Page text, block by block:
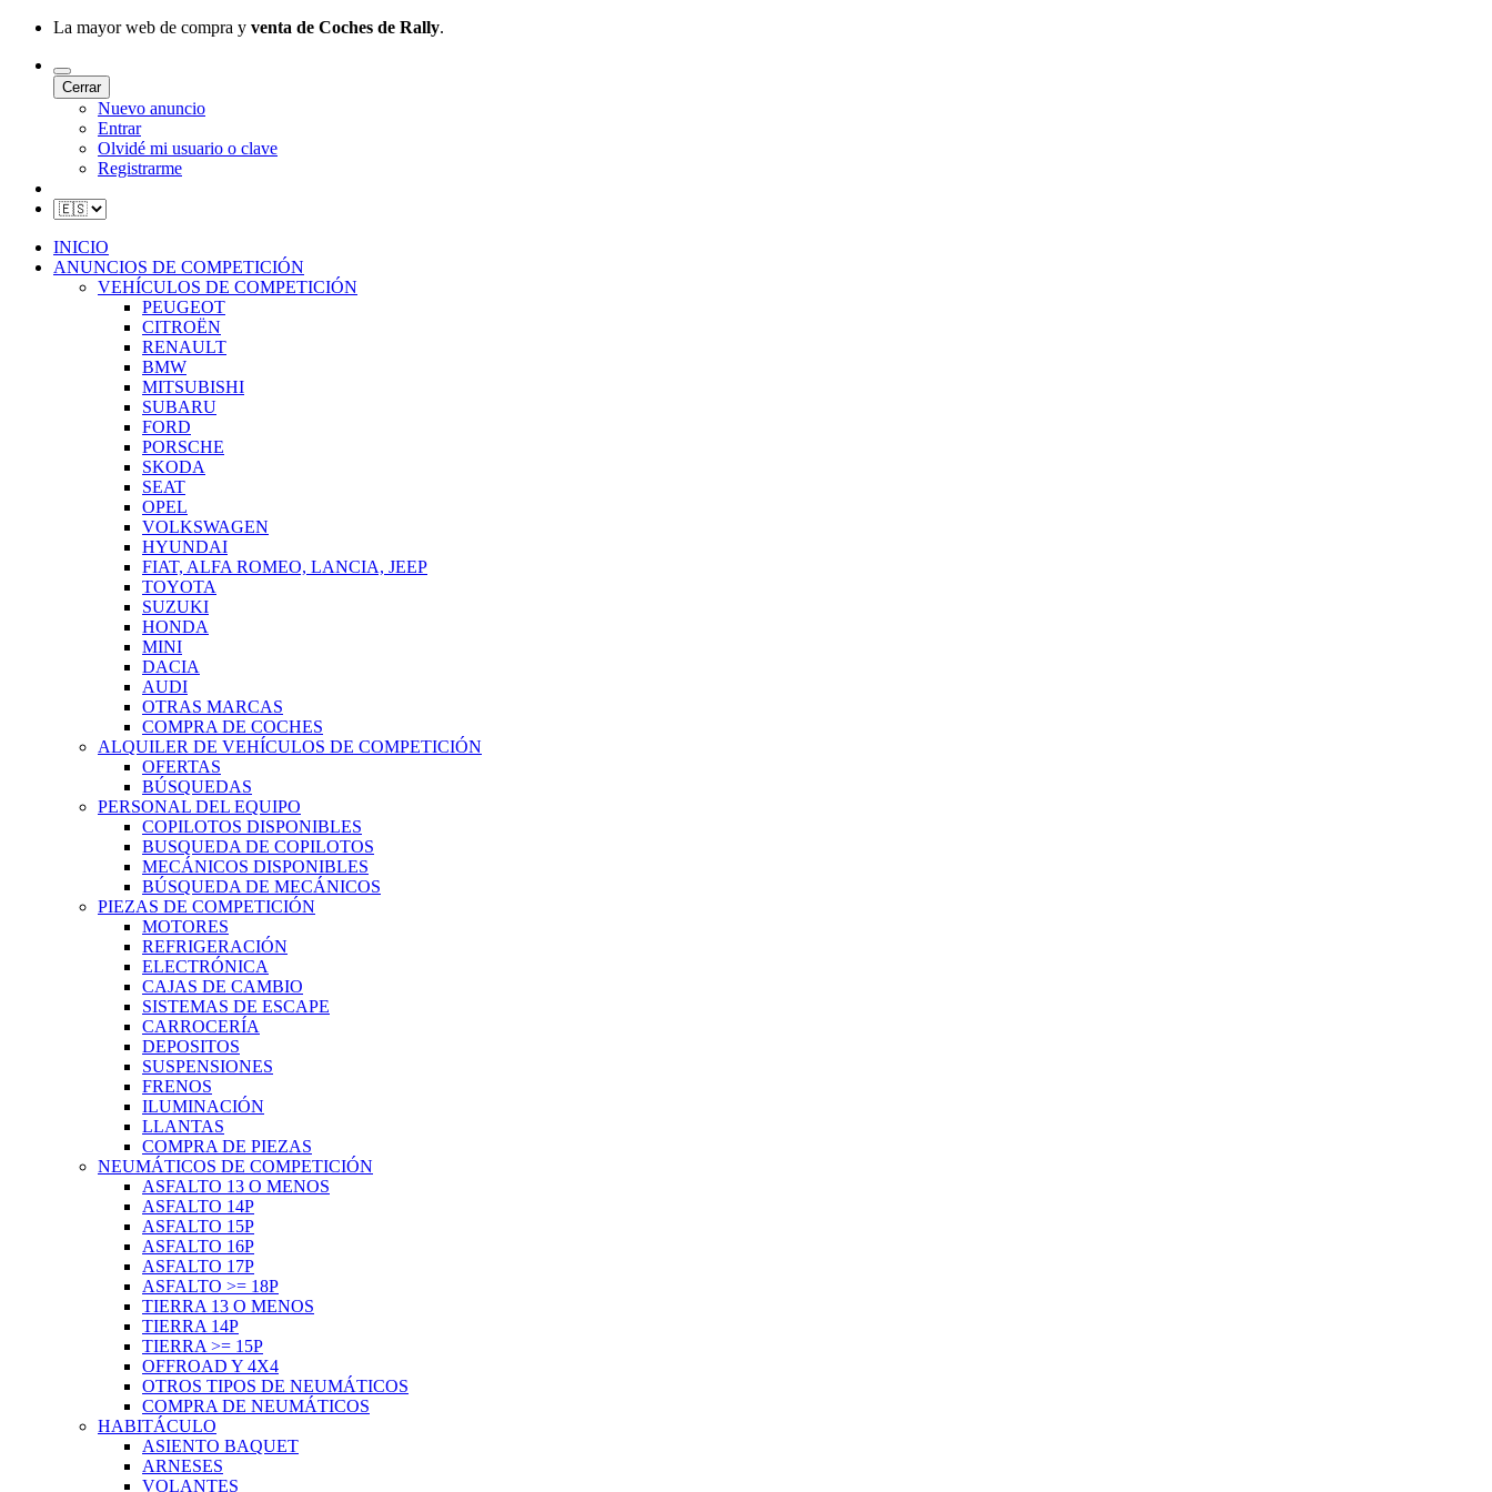
La mayor web de compra y venta de Coches de Rally.
Cerrar
Nuevo anuncio
Entrar
Olvidé mi usuario o clave
Registrarme
INICIO
ANUNCIOS DE COMPETICIÓN
VEHÍCULOS DE COMPETICIÓN
PEUGEOT
CITROËN
RENAULT
BMW
MITSUBISHI
SUBARU
FORD
PORSCHE
SKODA
SEAT
OPEL
VOLKSWAGEN
HYUNDAI
FIAT, ALFA ROMEO, LANCIA, JEEP
TOYOTA
SUZUKI
HONDA
MINI
DACIA
AUDI
OTRAS MARCAS
COMPRA DE COCHES
ALQUILER DE VEHÍCULOS DE COMPETICIÓN
OFERTAS
BÚSQUEDAS
PERSONAL DEL EQUIPO
COPILOTOS DISPONIBLES
BUSQUEDA DE COPILOTOS
MECÁNICOS DISPONIBLES
BÚSQUEDA DE MECÁNICOS
PIEZAS DE COMPETICIÓN
MOTORES
REFRIGERACIÓN
ELECTRÓNICA
CAJAS DE CAMBIO
SISTEMAS DE ESCAPE
CARROCERÍA
DEPOSITOS
SUSPENSIONES
FRENOS
ILUMINACIÓN
LLANTAS
COMPRA DE PIEZAS
NEUMÁTICOS DE COMPETICIÓN
ASFALTO 13 O MENOS
ASFALTO 14P
ASFALTO 15P
ASFALTO 16P
ASFALTO 17P
ASFALTO >= 18P
TIERRA 13 O MENOS
TIERRA 14P
TIERRA >= 15P
OFFROAD Y 4X4
OTROS TIPOS DE NEUMÁTICOS
COMPRA DE NEUMÁTICOS
HABITÁCULO
ASIENTO BAQUET
ARNESES
VOLANTES